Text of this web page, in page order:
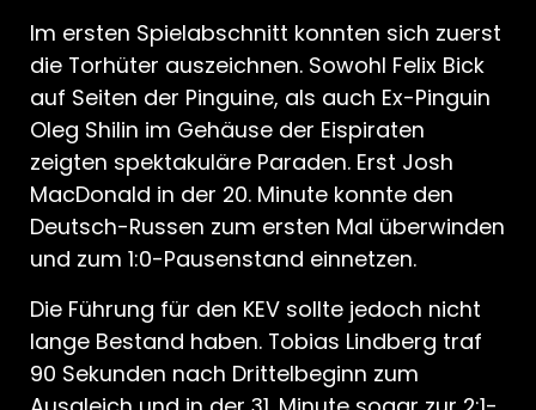
Im ersten Spielabschnitt konnten sich zuerst
die Torhüter auszeichnen. Sowohl Felix Bick
auf Seiten der Pinguine, als auch Ex-Pinguin
Oleg Shilin im Gehäuse der Eispiraten
zeigten spektakuläre Paraden. Erst Josh
MacDonald in der 20. Minute konnte den
Deutsch-Russen zum ersten Mal überwinden
und zum 1:0-Pausenstand einnetzen.
Die Führung für den KEV sollte jedoch nicht
lange Bestand haben. Tobias Lindberg traf
90 Sekunden nach Drittelbeginn zum